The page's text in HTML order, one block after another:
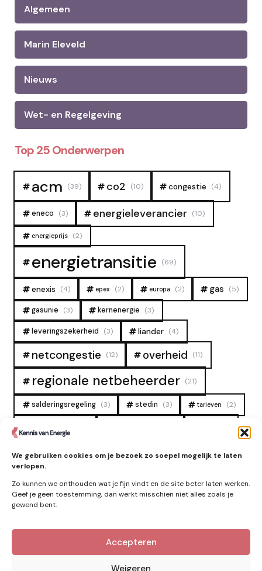
We gebruiken cookies om je bezoek zo soepel mogelijk te laten
verlopen.
Zo kunnen we onthouden wat je fijn vindt en de site beter laten werken.
Geef je geen toestemming, dan werkt misschien niet alles zoals je
gewend bent.
Accepteren
Weigeren
Algemeen
Marin Eleveld
Nieuws
Wet- en Regelgeving
Top 25 Onderwerpen
acm (39) co2 (10) congestie (4)
eneco (3) energieleverancier (10)
energieprijs (2)
energietransitie (69)
enexis (4) epex (2) europa (2) gas (5)
gasunie (3) kernenergie (3)
leveringszekerheid (3) liander (4)
netcongestie (12) overheid (11)
regionale netbeheerder (21)
salderingsregeling (3) stedin (3) tarieven (2)
tennet
zonne-energie (9)
Kennis van Energie in je mailbox?
Abonner op nieuwe artikelen.